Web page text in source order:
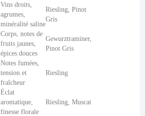
Vins droits,
agrumes,
minéralité saline
Riesling, Pinot
Gris
Corps, notes de
fruits jaunes,
épices douces
Gewurztraminer,
Pinot Gris
Notes fumées,
tension et
fraîcheur
Riesling
Éclat
aromatique,
finesse florale
Riesling, Muscat